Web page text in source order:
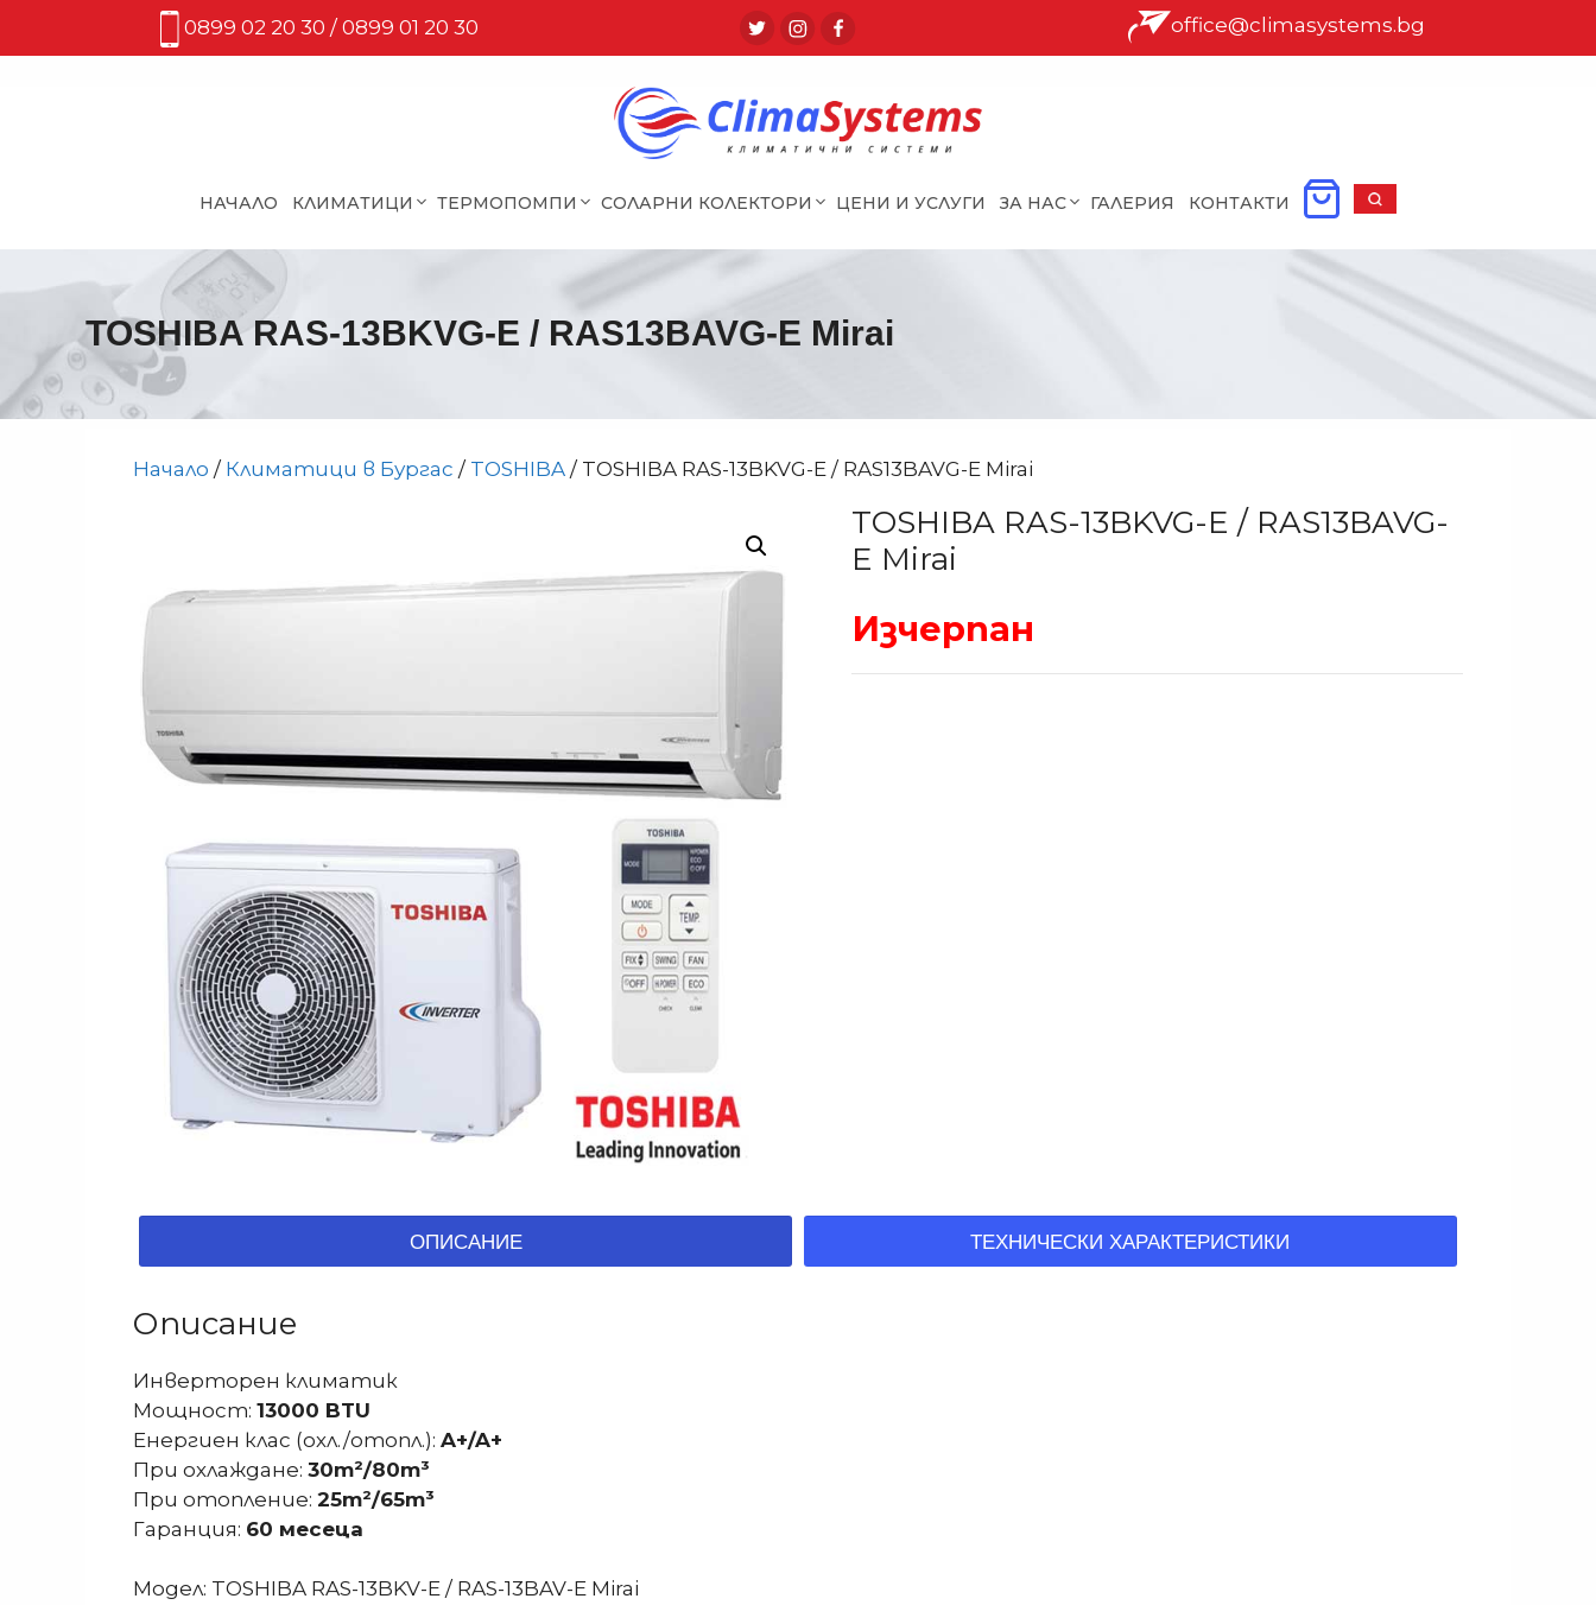
съдържанието
0899 02 20 30 / 0899 01 20 30 office@climasystems.bg
НАЧАЛО КЛИМАТИЦИ ТЕРМОПОМПИ СОЛАРНИ КОЛЕКТОРИ ЦЕНИ И УСЛУГИ ЗА НАС ГАЛЕРИЯ КОНТАКТИ
TOSHIBA RAS-13BKVG-E / RAS13BAVG-E Mirai
Начало / Климатици в Бургас / TOSHIBA / TOSHIBA RAS-13BKVG-E / RAS13BAVG-E Mirai
TOSHIBA RAS-13BKVG-E / RAS13BAVG-
E Mirai
Изчерпан
ОПИСАНИЕ ТЕХНИЧЕСКИ ХАРАКТЕРИСТИКИ
Описание
Инверторен климатик
Мощност: 13000 BTU
Енергиен клас (охл./отопл.): A+/A+
При охлаждане: 30m²/80m³
При отопление: 25m²/65m³
Гаранция: 60 месеца
Модел: TOSHIBA RAS-13BKV-E / RAS-13BAV-E Mirai